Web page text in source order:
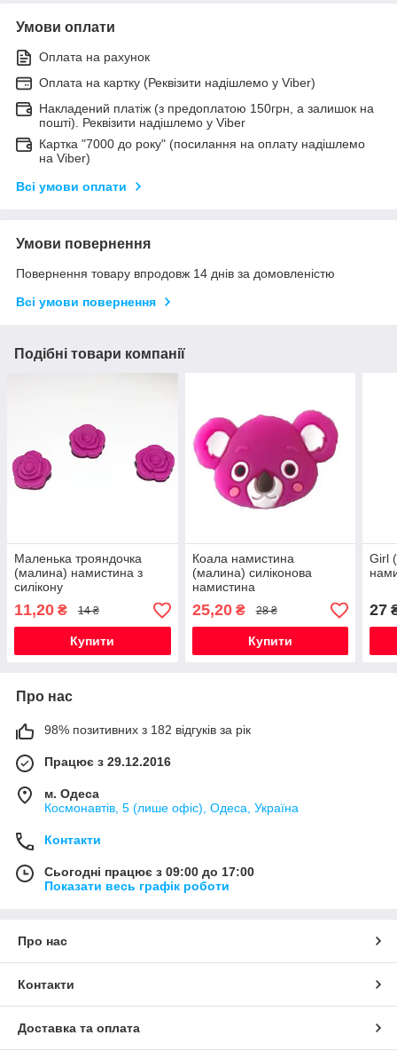
Умови оплати
Оплата на рахунок
Оплата на картку (Реквізити надішлемо у Viber)
Накладений платіж (з предоплатою 150грн, а залишок на
пошті). Реквізити надішлемо у Viber
Картка "7000 до року" (посилання на оплату надішлемо
на Viber)
Всі умови оплати
Умови повернення
Повернення товару впродовж 14 днів за домовленістю
Всі умови повернення
Подібні товари компанії
Маленька трояндочка
(малина) намистина з
силікону
11,20 ₴ 14 ₴
Купити
Коала намистина
(малина) силіконова
намистина
25,20₴ 28 ₴
Купити
Girl
27
Про нас
98% позитивних з 182 відгуків за рік
Працює з 29.12.2016
м. Одеса
Космонавтів, 5 (лише офіс), Одеса, Україна
Контакти
Сьогодні працює з 09:00 до 17:00
Показати весь графік роботи
Про нас
Контакти
Доставка та оплата